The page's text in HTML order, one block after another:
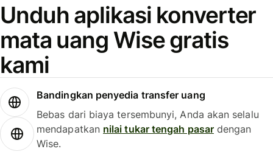
Unduh aplikasi konverter
mata uang Wise gratis
kami
Bandingkan penyedia transfer uang
Bebas dari biaya tersembunyi, Anda akan selalu
mendapatkan nilai tukar tengah pasardengan
Wise.